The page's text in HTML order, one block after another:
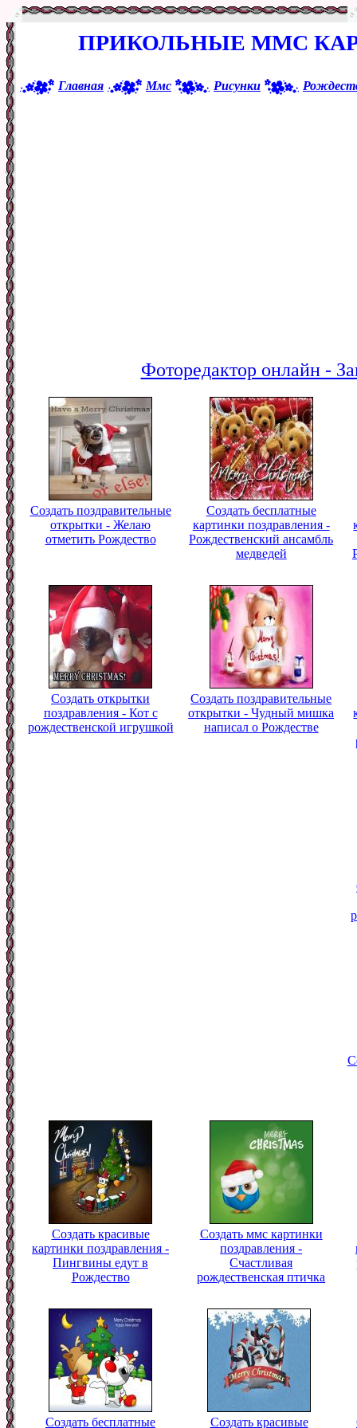
ПРИКОЛЬНЫЕ ММС
Главная Ммс Рисунки
Фоторедактор онлайн -
Создать поздравительные
открытки - Желаю
отметить Рождество
Создать бесплатные
картинки поздравления -
Рождественский ансамбль
медведей
Создать открытки
поздравления - Кот с
рождественской игрушкой
Создать поздравительные
открытки - Чудный мишка
написал о Рождестве
Создать красивые
картинки поздравления -
Пингвины едут в
Рождество
Создать ммс картинки
поздравления -
Счастливая
рождественская птичка
Создать бесплатные Создать красивые